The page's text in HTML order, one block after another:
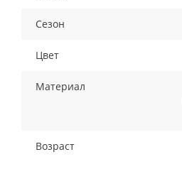
Сезон
Цвет
Материал
Возраст